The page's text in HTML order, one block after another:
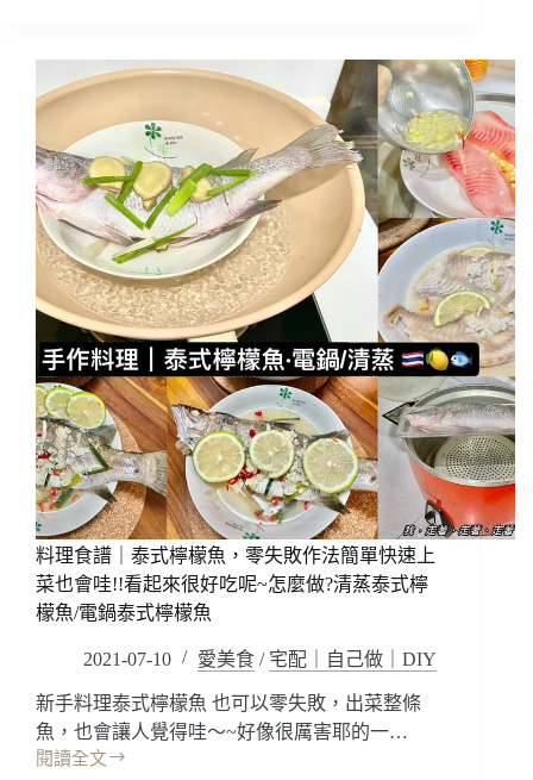
咖
哩
鍋
很
不
錯
哦
~
記
辣
火
鍋
宅
配
真
空
包
譜
｜
泰
綠
咖
哩
雞，
零
敗
作
法
簡
單
~
泰
國
菜
就
愛
綠
咖
料
理
真
料理食譜｜泰式檸檬魚，零失敗作法簡單快速上
菜也會哇!!看起來很好吃呢~怎麼做?清蒸泰式檸
檬魚/電鍋泰式檸檬魚
2021-07-10 愛美食 / 宅配｜自己做｜DIY
新手料理泰式檸檬魚 也可以零失敗，出菜整條
魚，也會讓人覺得哇～~好像很厲害耶的一…
閱讀全文
料